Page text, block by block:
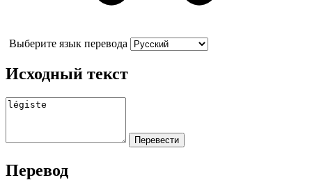
Выберите язык перевода
Исходный текст
Перевод